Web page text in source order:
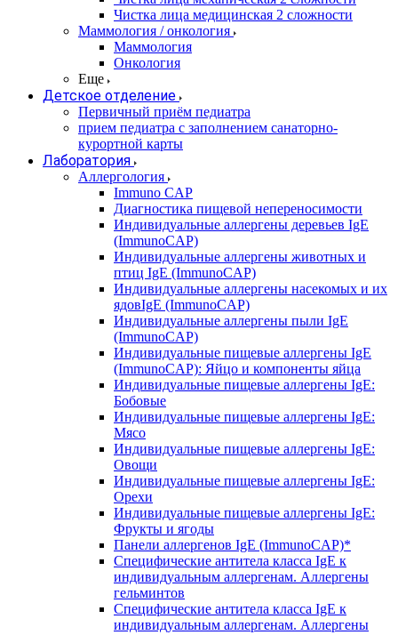
Чистка лица медицинская 2 сложности
Маммология / онкология
Маммология
Онкология
Еще
Детское отделение
Первичный приём педиатра
прием педиатра с заполнением санаторно-
курортной карты
Лаборатория
Аллергология
Immuno CAP
Диагностика пищевой непереносимости
Индивидуальные аллергены деревьев IgE
(ImmunoCAP)
Индивидуальные аллергены животных и
птиц IgE (ImmunoCAP)
Индивидуальные аллергены насекомых и их
ядовIgE (ImmunoCAP)
Индивидуальные аллергены пыли IgE
(ImmunoCAP)
Индивидуальные пищевые аллергены IgE
(ImmunoCAP): Яйцо и компоненты яйца
Индивидуальные пищевые аллергены IgE:
Бобовые
Индивидуальные пищевые аллергены IgE:
Мясо
Индивидуальные пищевые аллергены IgE:
Овощи
Индивидуальные пищевые аллергены IgE:
Орехи
Индивидуальные пищевые аллергены IgE:
Фрукты и ягоды
Панели аллергенов IgE (ImmunoCAP)*
Специфические антитела класса IgE к
индивидуальным аллергенам. Аллергены
гельминтов
Специфические антитела класса IgE к
индивидуальным аллергенам. Аллергены